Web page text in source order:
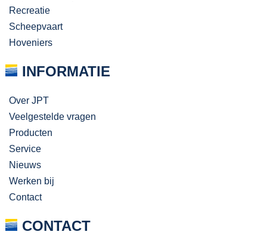
Recreatie
Scheepvaart
Hoveniers
INFORMATIE
Over JPT
Veelgestelde vragen
Producten
Service
Nieuws
Werken bij
Contact
CONTACT